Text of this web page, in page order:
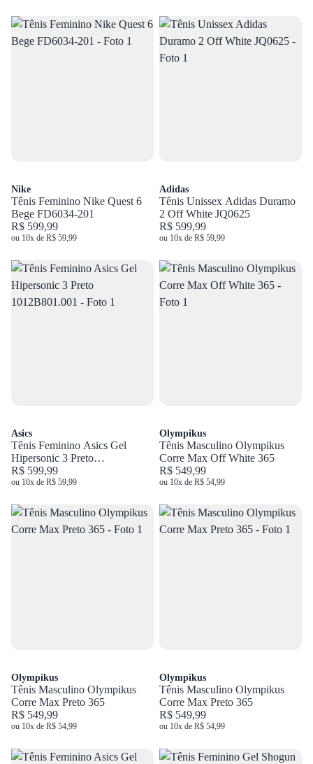
Nike
Tênis Feminino Nike Quest 6
Bege FD6034-201
R$ 599,99
ou 10x de R$ 59,99
Adidas
Tênis Unissex Adidas Duramo
2 Off White JQ0625
R$ 599,99
ou 10x de R$ 59,99
Asics
Tênis Feminino Asics Gel
Hipersonic 3 Preto
1012B801.001
R$ 599,99
ou 10x de R$ 59,99
Olympikus
Tênis Masculino Olympikus
Corre Max Off White 365
R$ 549,99
ou 10x de R$ 54,99
Olympikus
Tênis Masculino Olympikus
Corre Max Preto 365
R$ 549,99
ou 10x de R$ 54,99
Olympikus
Tênis Masculino Olympikus
Corre Max Preto 365
R$ 549,99
ou 10x de R$ 54,99